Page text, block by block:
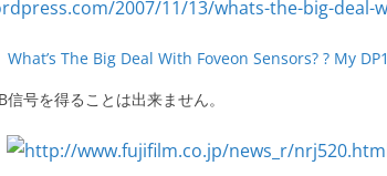
What’s The Big Deal With Foveon Sensors? ? My DP1
号を得ることは出来ません。